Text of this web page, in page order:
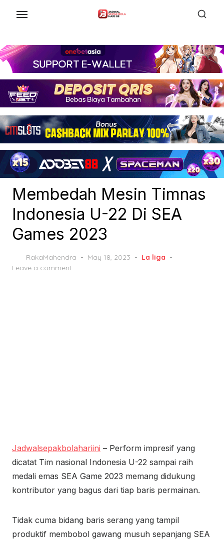
content
Membedah Mesin Timnas
Indonesia U-22 Di SEA
Games 2023
RakaMahendra
Posted
May 18, 2023
La liga
Leave a comment
Jadwalsepakbolahariini – Perform impresif yang
dicatat Tim nasional Indonesia U-22 sampai raih
medali emas SEA Game 2023 memang didukung
kontributor yang bagus dari tiap baris permainan.
Tidak cuma bidang baris serang yang tampil
produktif membobol gawang musuh sepanjang SEA